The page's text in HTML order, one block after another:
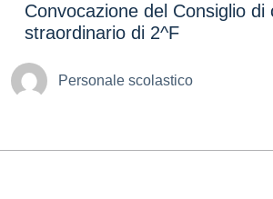
Convocazione del Consiglio di
straordinario di 2^F
Personale scolastico